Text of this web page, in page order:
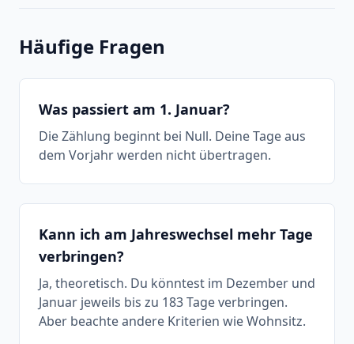
Häufige Fragen
Was passiert am 1. Januar?
Die Zählung beginnt bei Null. Deine Tage aus
dem Vorjahr werden nicht übertragen.
Kann ich am Jahreswechsel mehr Tage
verbringen?
Ja, theoretisch. Du könntest im Dezember und
Januar jeweils bis zu 183 Tage verbringen.
Aber beachte andere Kriterien wie Wohnsitz.